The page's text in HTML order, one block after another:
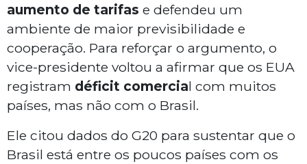
aumento de tarifas e defendeu um
ambiente de maior previsibilidade e
cooperação. Para reforçar o argumento, o
vice-presidente voltou a afirmar que os EUA
registram déficit comercial com muitos
países, mas não com o Brasil.
Ele citou dados do G20 para sustentar que o
Brasil está entre os poucos países com os